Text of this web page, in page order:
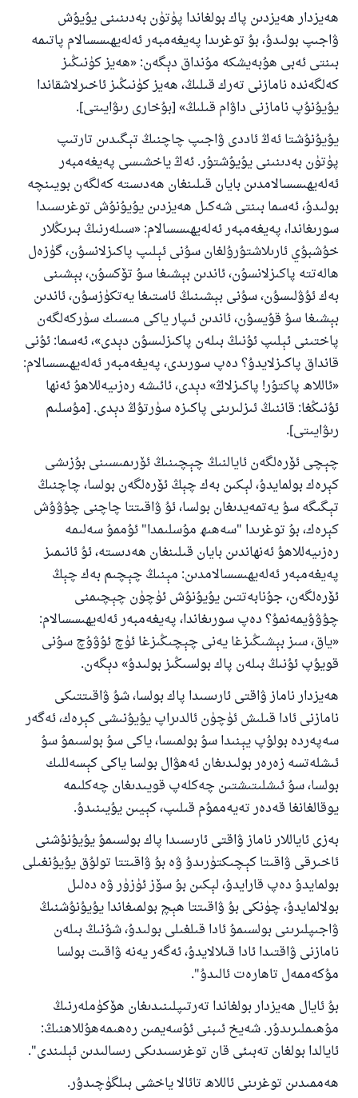
ھەيزدار ھەيزدىن پاك بولغاندا پۈتۈن بەدىنىنى يۇيۇش
ۋاجىپ بولىدۇ، بۇ توغرىدا پەيغەمبەر ئەلەيھىسسالام پاتىمە
بىنتى ئەبى ھۇبەيشكە مۇنداق دېگەن: «ھەيز كۈنىڭىز
كەلگەندە نامازنى تەرك قىلىڭ، ھەيز كۈنىڭىز ئاخىرلاشقاندا
يۇيۇنۇپ نامازنى داۋام قىلىڭ» [بۇخارى رىۋايىتى].
يۇيۇنۇشتا ئەڭ ئاددى ۋاجىپ چاچنىڭ تېگىدىن تارتىپ
پۈتۈن بەدىنىنى يۇيۇشتۇر. ئەڭ ياخشىسى پەيغەمبەر
ئەلەيھىسسالامدىن بايان قىلىنغان ھەدىستە كەلگەن بويىنچە
بولىدۇ، ئەسما بىنتى شەكىل ھەيزدىن يۇيۇنۇش توغرىسىدا
سورىغاندا، پەيغەمبەر ئەلەيھىسسالام: «سىلەرنىڭ بىرىڭلار
خۇشبۇي ئارىلاشتۇرۇلغان سۇنى ئېلىپ پاكىزلانسۇن، گۈزەل
ھالەتتە پاكىزلانسۇن، ئاندىن بېشىغا سۇ تۆكسۇن، بېشىنى
بەك ئۇۋلىسۇن، سۇنى بېشىنىڭ ئاستىغا يەتكۈزسۇن، ئاندىن
بېشىغا سۇ قۇيسۇن، ئاندىن ئىپار ياكى مىسىك سۈركەلگەن
پاختىنى ئېلىپ ئۇنىڭ بىلەن پاكىزلىسۇن دېدى»، ئەسما: ئۇنى
قانداق پاكىزلايدۇ؟ دەپ سورىدى، پەيغەمبەر ئەلەيھىسسالام:
«ئاللاھ پاكتۇر! پاكىزلاڭ» دېدى، ئائىشە رەزىيەللاھۇ ئەنھا
ئۇنىڭغا: قاننىڭ ئىزلىرىنى پاكىزە سۈرتۇڭ دېدى. [مۇسلىم
رىۋايىتى].
چېچى ئۆرەلگەن ئايالنىڭ چېچىنىڭ ئۆرىمىسىنى بۇزىشى
كېرەك بولمايدۇ، لېكىن بەك چېڭ ئۆرەلگەن بولسا، چاچنىڭ
تېگىگە سۇ يەتمەيدىغان بولسا، ئۇ ۋاقىتتا چاچنى چۇۋۇش
كېرەك، بۇ توغرىدا "سەھىھ مۇسلىمدا" ئۇممۇ سەلىمە
رەزىيەللاھۇ ئەنھاندىن بايان قىلىنغان ھەدىستە، ئۇ ئانىمىز
پەيغەمبەر ئەلەيھىسسالامدىن: مېنىڭ چېچىم بەك چېڭ
ئۆرەلگەن، جۇنابەتتىن يۇيۇنۇش ئۈچۈن چېچىمنى
چۇۋۇيمەنمۇ؟ دەپ سورىغاندا، پەيغەمبەر ئەلەيھىسسالام:
«ياق، سىز بېشىڭىزغا يەنى چېچىڭىزغا ئۈچ ئۇۋۇچ سۇنى
قويۇپ ئۇنىڭ بىلەن پاك بولسىڭىز بولىدۇ» دېگەن.
ھەيزدار ناماز ۋاقتى ئارىسىدا پاك بولسا، شۇ ۋاقىتتىكى
نامازنى ئادا قىلىش ئۈچۈن ئالدىراپ يۇيۇنىشى كېرەك، ئەگەر
سەپەردە بولۇپ يېنىدا سۇ بولمىسا، ياكى سۇ بولسىمۇ سۇ
ئىشلەتسە زەرەر بولىدىغان ئەھۋال بولسا ياكى كېسەللىك
بولسا، سۇ ئىشلىتىشتىن چەكلەپ قويىدىغان چەكلىمە
يوقالغانغا قەدەر تەيەممۇم قىلىپ، كېيىن يۇيىنىدۇ.
بەزى ئاياللار ناماز ۋاقتى ئارىسىدا پاك بولسىمۇ يۇيۇنۇشنى
ئاخىرقى ۋاقىتا كېچىكتۈرىدۇ ۋە بۇ ۋاقىتتا تولۇق يۇيۇنغىلى
بولمايدۇ دەپ قارايدۇ، لېكىن بۇ سۆز ئۈزۈر ۋە دەلىل
بولالمايدۇ، چۈنكى بۇ ۋاقىتتا ھېچ بولمىغاندا يۇيۇنۇشنىڭ
ۋاجىپلىرىنى بولسىمۇ ئادا قىلغىلى بولىدۇ، شۇنىڭ بىلەن
نامازنى ۋاقتىدا ئادا قىلالايدۇ، ئەگەر يەنە ۋاقىت بولسا
مۇكەممەل تاھارەت ئالىدۇ".
بۇ ئايال ھەيزدار بولغاندا تەرتىپلىنىدىغان ھۆكۈملەرنىڭ
مۇھىملىرىدۇر. شەيخ ئىبنى ئۇسەيمىن رەھىمەھۇللاھنىڭ:
ئايالدا بولغان تەبىئى قان توغرىسىدىكى رىسالىدىن ئېلىندى".
ھەممىدىن توغرىنى ئاللاھ تائالا ياخشى بىلگۈچىدۇر.